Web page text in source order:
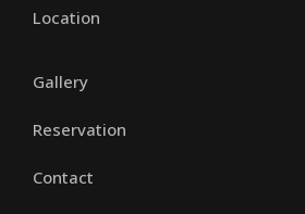
Location
Gallery
Reservation
Contact